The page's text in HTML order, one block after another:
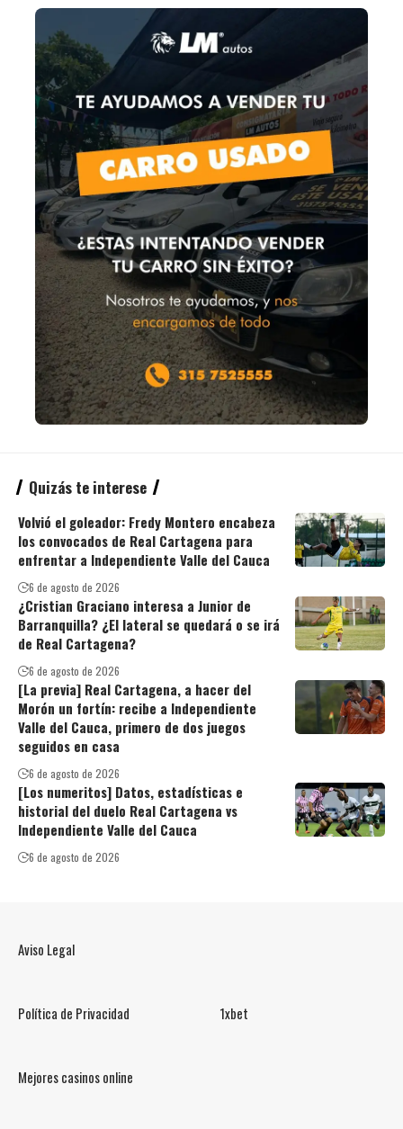
Quizás te interese
Volvió el goleador: Fredy Montero encabeza
los convocados de Real Cartagena para
enfrentar a Independiente Valle del Cauca
6 de agosto de 2026
¿Cristian Graciano interesa a Junior de
Barranquilla? ¿El lateral se quedará o se irá
de Real Cartagena?
6 de agosto de 2026
[La previa] Real Cartagena, a hacer del
Morón un fortín: recibe a Independiente
Valle del Cauca, primero de dos juegos
seguidos en casa
6 de agosto de 2026
[Los numeritos] Datos, estadísticas e
historial del duelo Real Cartagena vs
Independiente Valle del Cauca
6 de agosto de 2026
Aviso Legal
Política de Privacidad 1xbet
Mejores casinos online